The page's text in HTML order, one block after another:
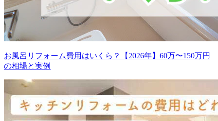
お風呂リフォーム費用はいくら？【2026年】60万〜150万円
の相場と実例